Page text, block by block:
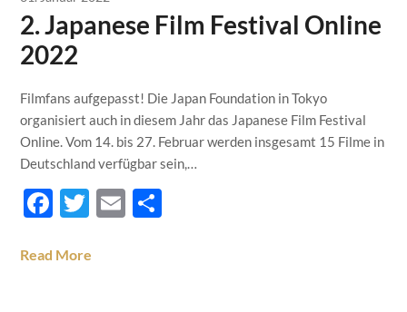
2. Japanese Film Festival Online
2022
Filmfans aufgepasst! Die Japan Foundation in Tokyo
organisiert auch in diesem Jahr das Japanese Film Festival
Online. Vom 14. bis 27. Februar werden insgesamt 15 Filme in
Deutschland verfügbar sein,…
Facebook
Twitter
Email
Read More